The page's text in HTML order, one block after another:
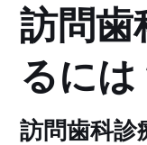
訪問歯
るには
訪問歯科診